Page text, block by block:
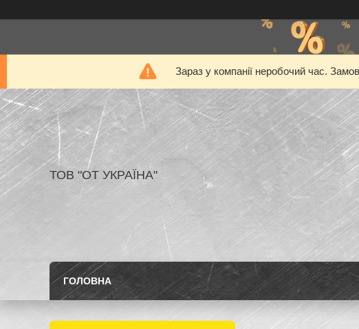
Зараз у компанії неробочий час.
ТОВ "ОТ УКРАЇНА"
ГОЛОВНА